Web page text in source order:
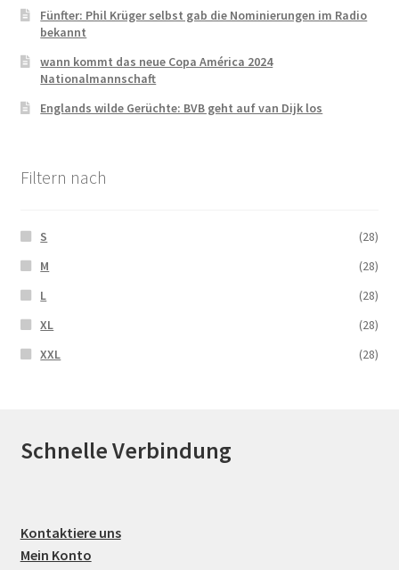
Fünfter: Phil Krüger selbst gab die Nominierungen im Radio
bekannt
wann kommt das neue Copa América 2024
Nationalmannschaft
Englands wilde Gerüchte: BVB geht auf van Dijk los
Filtern nach
S
(28)
M
(28)
L
(28)
XL
(28)
XXL
(28)
Schnelle Verbindung
Kontaktiere uns
Mein Konto